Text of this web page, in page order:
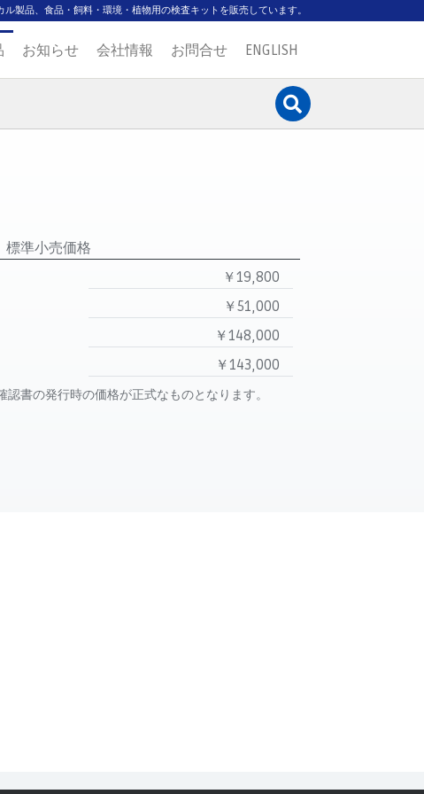
製品、食品・飼料・環境・植物用の検査キットを販売しています。
お知らせ 会社情報 お問合せ ENGLISH
標準小売価格
￥19,800
￥51,000
￥148,000
￥143,000
書の発行時の価格が正式なものとなります。